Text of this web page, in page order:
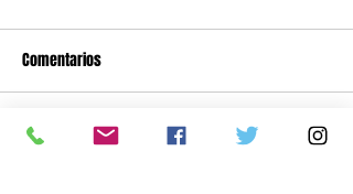
Comentarios
Escribir un comentario...